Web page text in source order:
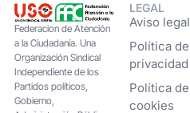
Federacion de Atención
a la Ciudadanía. Una
Organización Sindical
Independiente de los
Partidos políticos,
Gobierno,
LEGAL
Aviso legal
Política de
privacidad
Política de
cookies